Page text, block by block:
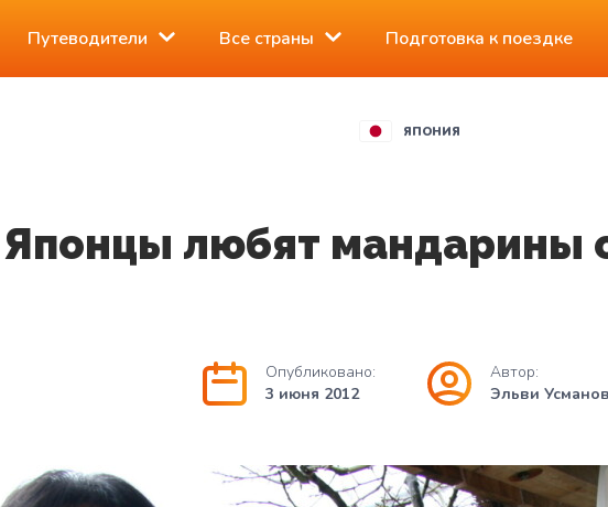
Путеводители Все страны Подготовка к поездке
ЯПОНИЯ
Японцы любят мандарины
Опубликовано:
3 июня 2012
Автор:
Эльви